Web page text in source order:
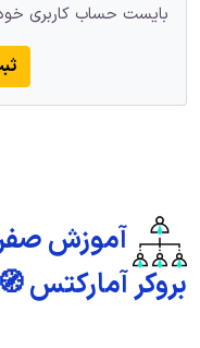
بایست حساب کاربری خود
آموزش
بروکر آمارکتس 🧭